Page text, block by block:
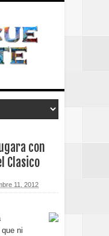
con
Clasico
11, 2012
ni